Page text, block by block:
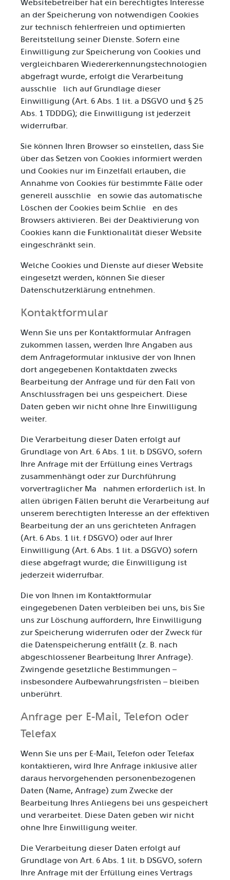
Websitebetreiber hat ein berechtigtes Interesse
an der Speicherung von notwendigen Cookies
zur technisch fehlerfreien und optimierten
Bereitstellung seiner Dienste. Sofern eine
Einwilligung zur Speicherung von Cookies und
vergleichbaren Wiedererkennungstechnologien
abgefragt wurde, erfolgt die Verarbeitung
ausschließlich auf Grundlage dieser
Einwilligung (Art. 6 Abs. 1 lit. a DSGVO und § 25
Abs. 1 TDDDG); die Einwilligung ist jederzeit
widerrufbar.
Sie können Ihren Browser so einstellen, dass Sie
über das Setzen von Cookies informiert werden
und Cookies nur im Einzelfall erlauben, die
Annahme von Cookies für bestimmte Fälle oder
generell ausschließen sowie das automatische
Löschen der Cookies beim Schließen des
Browsers aktivieren. Bei der Deaktivierung von
Cookies kann die Funktionalität dieser Website
eingeschränkt sein.
Welche Cookies und Dienste auf dieser Website
eingesetzt werden, können Sie dieser
Datenschutzerklärung entnehmen.
Kontaktformular
Wenn Sie uns per Kontaktformular Anfragen
zukommen lassen, werden Ihre Angaben aus
dem Anfrageformular inklusive der von Ihnen
dort angegebenen Kontaktdaten zwecks
Bearbeitung der Anfrage und für den Fall von
Anschlussfragen bei uns gespeichert. Diese
Daten geben wir nicht ohne Ihre Einwilligung
weiter.
Die Verarbeitung dieser Daten erfolgt auf
Grundlage von Art. 6 Abs. 1 lit. b DSGVO, sofern
Ihre Anfrage mit der Erfüllung eines Vertrags
zusammenhängt oder zur Durchführung
vorvertraglicher Maßnahmen erforderlich ist. In
allen übrigen Fällen beruht die Verarbeitung auf
unserem berechtigten Interesse an der effektiven
Bearbeitung der an uns gerichteten Anfragen
(Art. 6 Abs. 1 lit. f DSGVO) oder auf Ihrer
Einwilligung (Art. 6 Abs. 1 lit. a DSGVO) sofern
diese abgefragt wurde; die Einwilligung ist
jederzeit widerrufbar.
Die von Ihnen im Kontaktformular
eingegebenen Daten verbleiben bei uns, bis Sie
uns zur Löschung auffordern, Ihre Einwilligung
zur Speicherung widerrufen oder der Zweck für
die Datenspeicherung entfällt (z. B. nach
abgeschlossener Bearbeitung Ihrer Anfrage).
Zwingende gesetzliche Bestimmungen –
insbesondere Aufbewahrungsfristen – bleiben
unberührt.
Anfrage per E-Mail, Telefon oder
Telefax
Wenn Sie uns per E-Mail, Telefon oder Telefax
kontaktieren, wird Ihre Anfrage inklusive aller
daraus hervorgehenden personenbezogenen
Daten (Name, Anfrage) zum Zwecke der
Bearbeitung Ihres Anliegens bei uns gespeichert
und verarbeitet. Diese Daten geben wir nicht
ohne Ihre Einwilligung weiter.
Die Verarbeitung dieser Daten erfolgt auf
Grundlage von Art. 6 Abs. 1 lit. b DSGVO, sofern
Ihre Anfrage mit der Erfüllung eines Vertrags